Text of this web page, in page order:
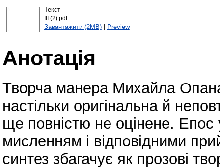
Текст
ІІІ (2).pdf
Завантажити (2MB)| Preview
Анотація
Творча манера Михайла
настільки оригінальна й
ще повністю не оцінене. Епос
мисленням і відповідними
синтез збагачує як прозові